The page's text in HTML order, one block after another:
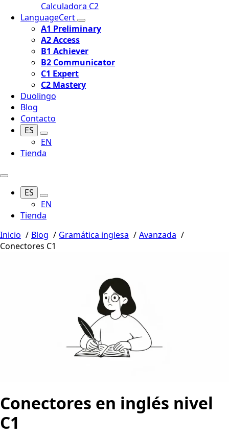
Calculadora C2
LanguageCert
A1 Preliminary
A2 Access
B1 Achiever
B2 Communicator
C1 Expert
C2 Mastery
Duolingo
Blog
Contacto
ES
EN
Tienda
ES
EN
Tienda
Inicio
Blog Gramática inglesa
Avanzada
Conectores C1
Conectores en inglés nivel
C1